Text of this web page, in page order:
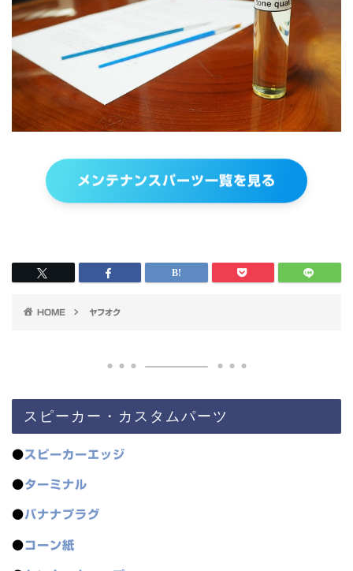
メンテナンスパーツ一覧を見る
HOME ヤフオク
スピーカー・カスタムパーツ
●スピーカーエッジ
●ターミナル
●バナナプラグ
● コーン紙